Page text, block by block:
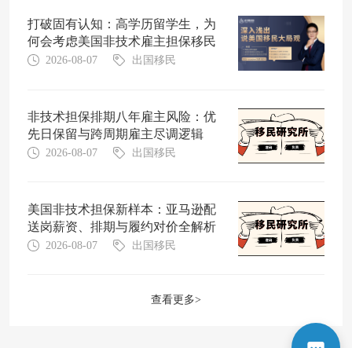
打破固有认知：高学历留学生，为
何会考虑美国非技术雇主担保移民
2026-08-07 出国移民
非技术担保排期八年雇主风险：优
先日保留与跨周期雇主尽调逻辑
2026-08-07 出国移民
美国非技术担保新样本：亚马逊配
送岗薪资、排期与履约对价全解析
2026-08-07 出国移民
查看更多>